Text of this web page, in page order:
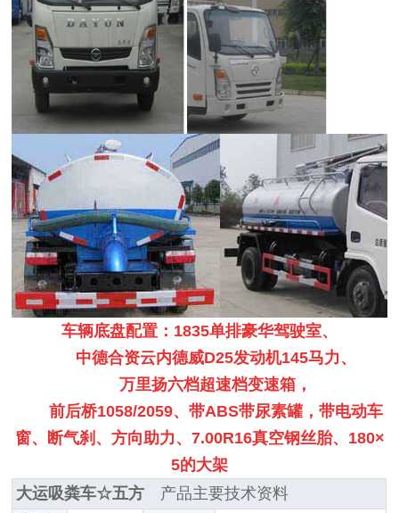
车辆底盘配置： 1835单排豪华驾驶室、
中德合资云内德威D25发动机145马力、
万里扬六档超速档变速箱，
前后桥1058/2059、带ABS带尿素罐，带电动车
窗、断气刹、方向助力、7.00R16真空钢丝胎、180×
5的大架
大运吸粪车☆五方 产品主要技术资料